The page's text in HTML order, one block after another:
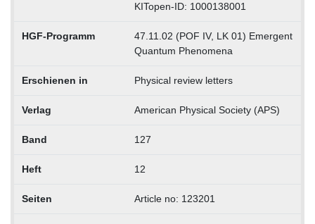
KITopen-ID: 1000138001
HGF-Programm
47.11.02 (POF IV, LK 01) Emergent
Quantum Phenomena
Erschienen in Physical review letters
Verlag American Physical Society (APS)
Band 127
Heft 12
Seiten Article no: 123201